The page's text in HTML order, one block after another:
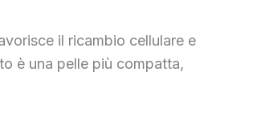
il ricambio cellulare e
è una pelle più compatta,